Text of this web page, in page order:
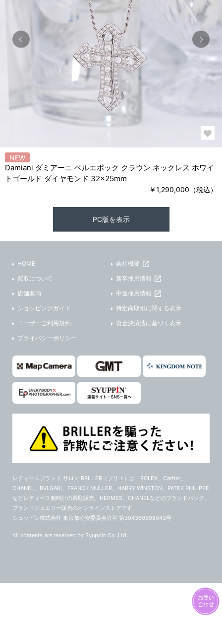
NEW
Damiani ダミアーニ ベルエポック クラウン ネックレス ホワイ
トゴールド ダイヤモンド 32×25mm
￥1,290,000（税込）
PC版を表示
HOME
買取について
店舗案内
ショッピングガイド
ユーザーご利用規約
プライバシーポリシー
会社概要
新卒採用情報
中途採用情報
特定商取引に関する表示
資金決済法に基づく表示
レディースブランド サロン BRILLER（ブリエ） は、ROLEX、Cartier、
CHANEL、BVLGARI、FRANCK MULLER、HARRY WINSTON、PATEK PHILIPPE
などレディース腕時計の買取販売、HERMES、CHANELなどのブランドバッグ、
ブランドジュエリー販売のオンラインストアです。
シュッピン株式会社 東京都公安委員会許可 第304360508043号
All contents are reserved by Syuppin Co.,Ltd.